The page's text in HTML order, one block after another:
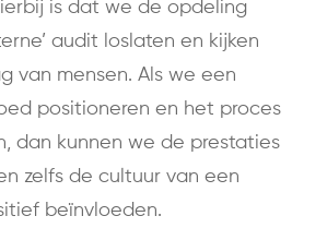
is dat we de opdeling
audit loslaten en kijken
van mensen. Als we een
positioneren en het proces
dan kunnen we de prestaties
zelfs de cultuur van een
beïnvloeden.